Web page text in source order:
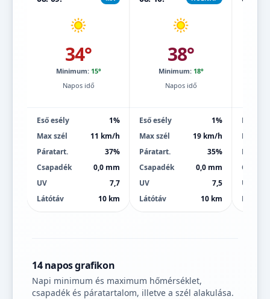
34°
Minimum: 15°
Napos idő
Eső esély
1%
Max szél
11 km/h
Páratart.
37%
Csapadék
0,0 mm
UV
7,7
Látótáv
10 km
38°
Minimum: 18°
Napos idő
Eső esély
1%
Max szél
19 km/h
Páratart.
35%
Csapadék
0,0 mm
UV
7,5
Látótáv
10 km
Eső
Max
UV
Látótáv
14 napos grafikon
Napi minimum és maximum hőmérséklet,
csapadék és páratartalom, illetve a szél alakulása.